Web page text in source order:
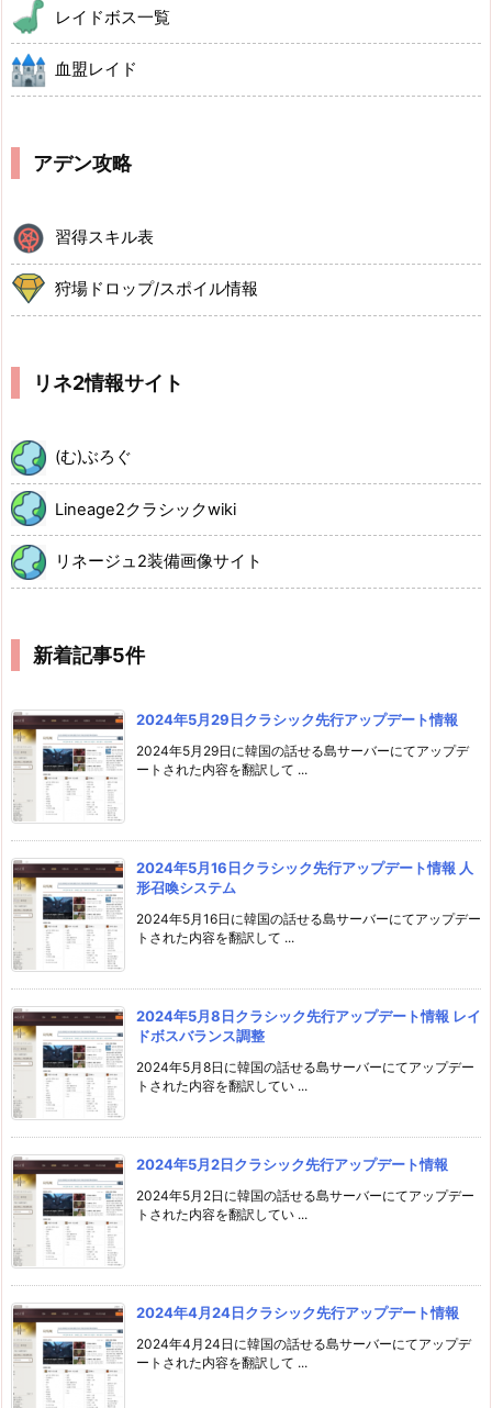
レイドボス一覧
血盟レイド
アデン攻略
習得スキル表
狩場ドロップ/スポイル情報
リネ2情報サイト
(む)ぶろぐ
Lineage2クラシックwiki
リネージュ2装備画像サイト
新着記事5件
2024年5月29日クラシック先行アップデート情報
2024年5月29日に韓国の話せる島サーバーにてアップデ
ートされた内容を翻訳して ...
2024年5月16日クラシック先行アップデート情報 人
形召喚システム
2024年5月16日に韓国の話せる島サーバーにてアップデー
トされた内容を翻訳して ...
2024年5月8日クラシック先行アップデート情報 レイ
ドボスバランス調整
2024年5月8日に韓国の話せる島サーバーにてアップデー
トされた内容を翻訳してい ...
2024年5月2日クラシック先行アップデート情報
2024年5月2日に韓国の話せる島サーバーにてアップデー
トされた内容を翻訳してい ...
2024年4月24日クラシック先行アップデート情報
2024年4月24日に韓国の話せる島サーバーにてアップデ
ートされた内容を翻訳して ...